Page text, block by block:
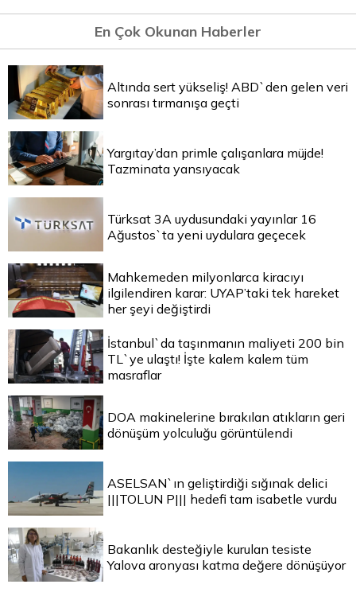
En Çok Okunan Haberler
Altında sert yükseliş! ABD`den gelen veri
sonrası tırmanışa geçti
Yargıtay’dan primle çalışanlara müjde!
Tazminata yansıyacak
Türksat 3A uydusundaki yayınlar 16
Ağustos`ta yeni uydulara geçecek
Mahkemeden milyonlarca kiracıyı
ilgilendiren karar: UYAP’taki tek hareket
her şeyi değiştirdi
İstanbul`da taşınmanın maliyeti 200 bin
TL`ye ulaştı! İşte kalem kalem tüm
masraflar
DOA makinelerine bırakılan atıkların geri
dönüşüm yolculuğu görüntülendi
ASELSAN`ın geliştirdiği sığınak delici
|||TOLUN P||| hedefi tam isabetle vurdu
Bakanlık desteğiyle kurulan tesiste
Yalova aronyası katma değere dönüşüyor